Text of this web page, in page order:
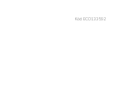
Kód: ECO133592